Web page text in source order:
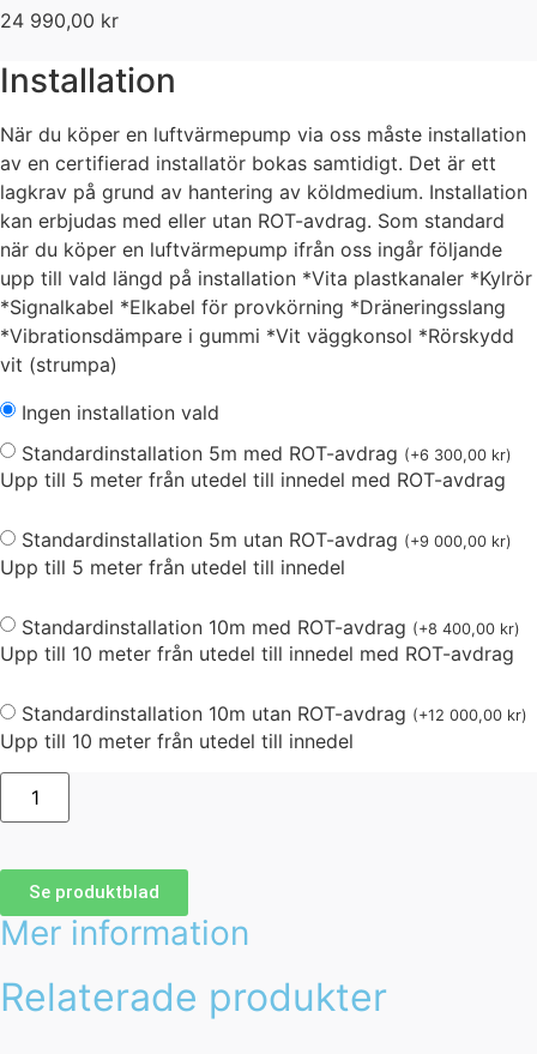
24 990,00 kr
Installation
När du köper en luftvärmepump via oss måste installation
av en certifierad installatör bokas samtidigt. Det är ett
lagkrav på grund av hantering av köldmedium. Installation
kan erbjudas med eller utan ROT-avdrag. Som standard
när du köper en luftvärmepump ifrån oss ingår följande
upp till vald längd på installation *Vita plastkanaler *Kylrör
*Signalkabel *Elkabel för provkörning *Dräneringsslang
*Vibrationsdämpare i gummi *Vit väggkonsol *Rörskydd
vit (strumpa)
Ingen installation vald
Standardinstallation 5m med ROT-avdrag (+6 300,00 kr)
Upp till 5 meter från utedel till innedel med ROT-avdrag
Standardinstallation 5m utan ROT-avdrag (+9 000,00 kr)
Upp till 5 meter från utedel till innedel
Standardinstallation 10m med ROT-avdrag (+8 400,00 kr)
Upp till 10 meter från utedel till innedel med ROT-avdrag
Standardinstallation 10m utan ROT-avdrag (+12 000,00 kr)
Upp till 10 meter från utedel till innedel
Se produktblad
Mer information
Relaterade produkter